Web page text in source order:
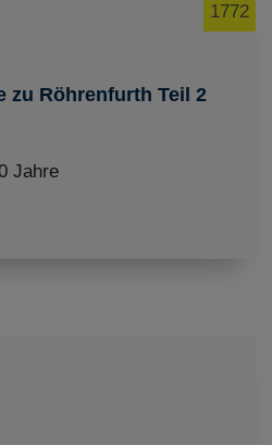
zu Röhrenfurth Teil 2
1772
Jahre